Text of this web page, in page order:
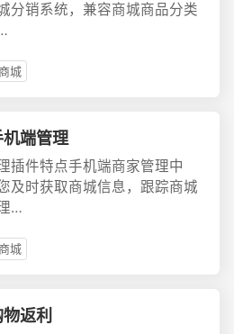
分销系统，兼容商城商品分类
城
端管理
插件特点手机端商家管理中
及时获取商城信息，跟踪商城
…
城
返利